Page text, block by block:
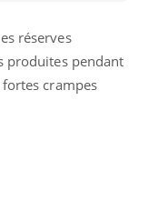
réserves
produites pendant
crampes